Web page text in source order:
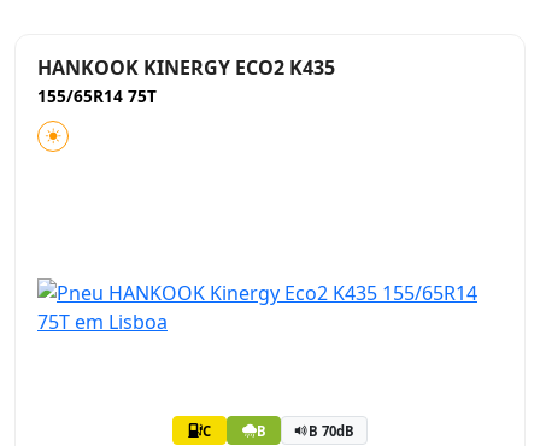
HANKOOK KINERGY ECO2 K435
155/65R14 75T
C B B 70dB